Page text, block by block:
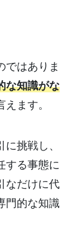
ではありま
な知識がな
えます。
挑戦し、
する事態に
なだけに代
門的な知識